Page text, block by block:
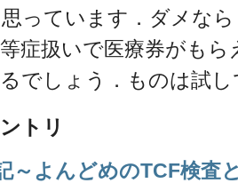
っています．ダメな
症扱いで医療券がも
でしょう．ものは試
トリ
～よんどめのTCF検査